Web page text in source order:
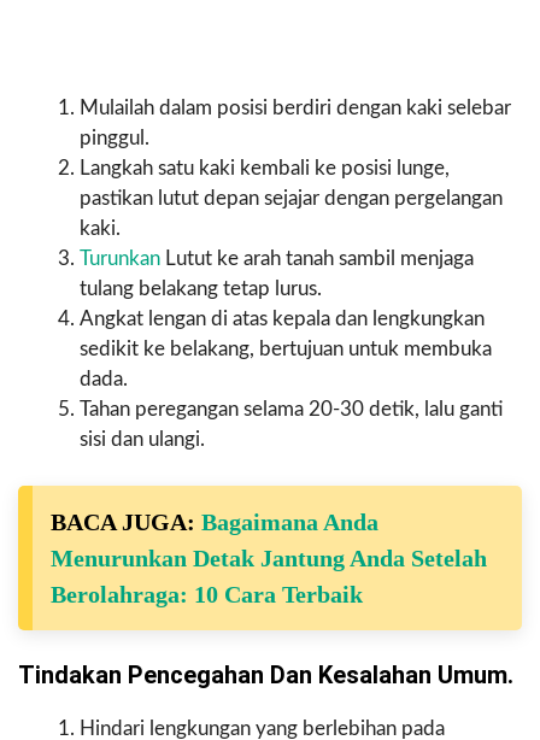
Mulailah dalam posisi berdiri dengan kaki selebar
pinggul.
Langkah satu kaki kembali ke posisi lunge,
pastikan lutut depan sejajar dengan pergelangan
kaki.
Turunkan Lutut ke arah tanah sambil menjaga
tulang belakang tetap lurus.
Angkat lengan di atas kepala dan lengkungkan
sedikit ke belakang, bertujuan untuk membuka
dada.
Tahan peregangan selama 20-30 detik, lalu ganti
sisi dan ulangi.
BACA JUGA: Bagaimana Anda
Menurunkan Detak Jantung Anda Setelah
Berolahraga: 10 Cara Terbaik
Tindakan Pencegahan Dan Kesalahan Umum.
Hindari lengkungan yang berlebihan pada